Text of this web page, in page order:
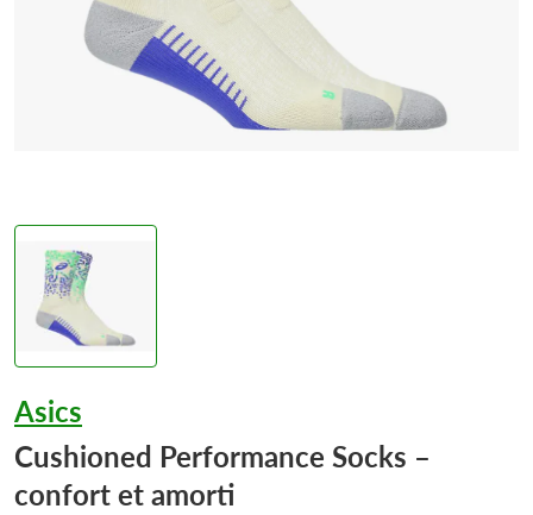
Asics
Cushioned Performance Socks –
confort et amorti